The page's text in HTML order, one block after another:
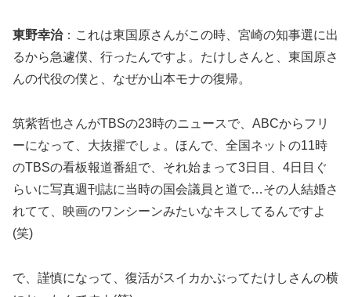
東野幸治：これは東国原さんがこの時、宮崎の知事選に出
るから急遽僕、行ったんですよ。たけしさんと、東国原さ
んの代役の僕と、なぜか山本モナの復帰。
筑紫哲也さんがTBSの23時のニュースで、ABCからフリ
ーになって、大抜擢でしょ。ほんで、全国ネットの11時
のTBSの看板報道番組で、それ始まって3日目、4日目ぐ
らいに写真週刊誌に当時の国会議員と道で…その人結婚さ
れてて、映画のワンシーンみたいなキスしてるんですよ
(笑)
で、謹慎になって、復活がスイカかぶってたけしさんの横